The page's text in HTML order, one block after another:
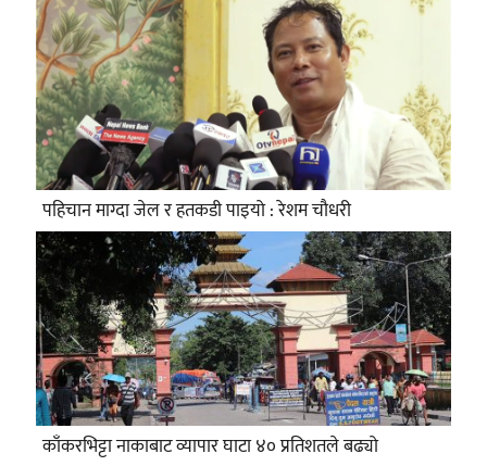
पहिचान माग्दा जेल र हतकडी पाइयो : रेशम चौधरी
काँकरभिट्टा नाकाबाट व्यापार घाटा ४० प्रतिशतले बढ्यो